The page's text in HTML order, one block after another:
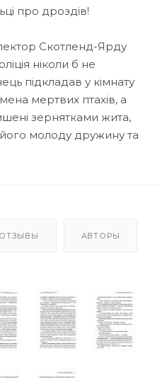
про дроздів!
Скотленд-Ярду
ніколи б не
підкладав у кімнату
мертвих птахів, а
зернятками жита,
молоду дружину та
ОТЗЫВЫ АВТОРЫ